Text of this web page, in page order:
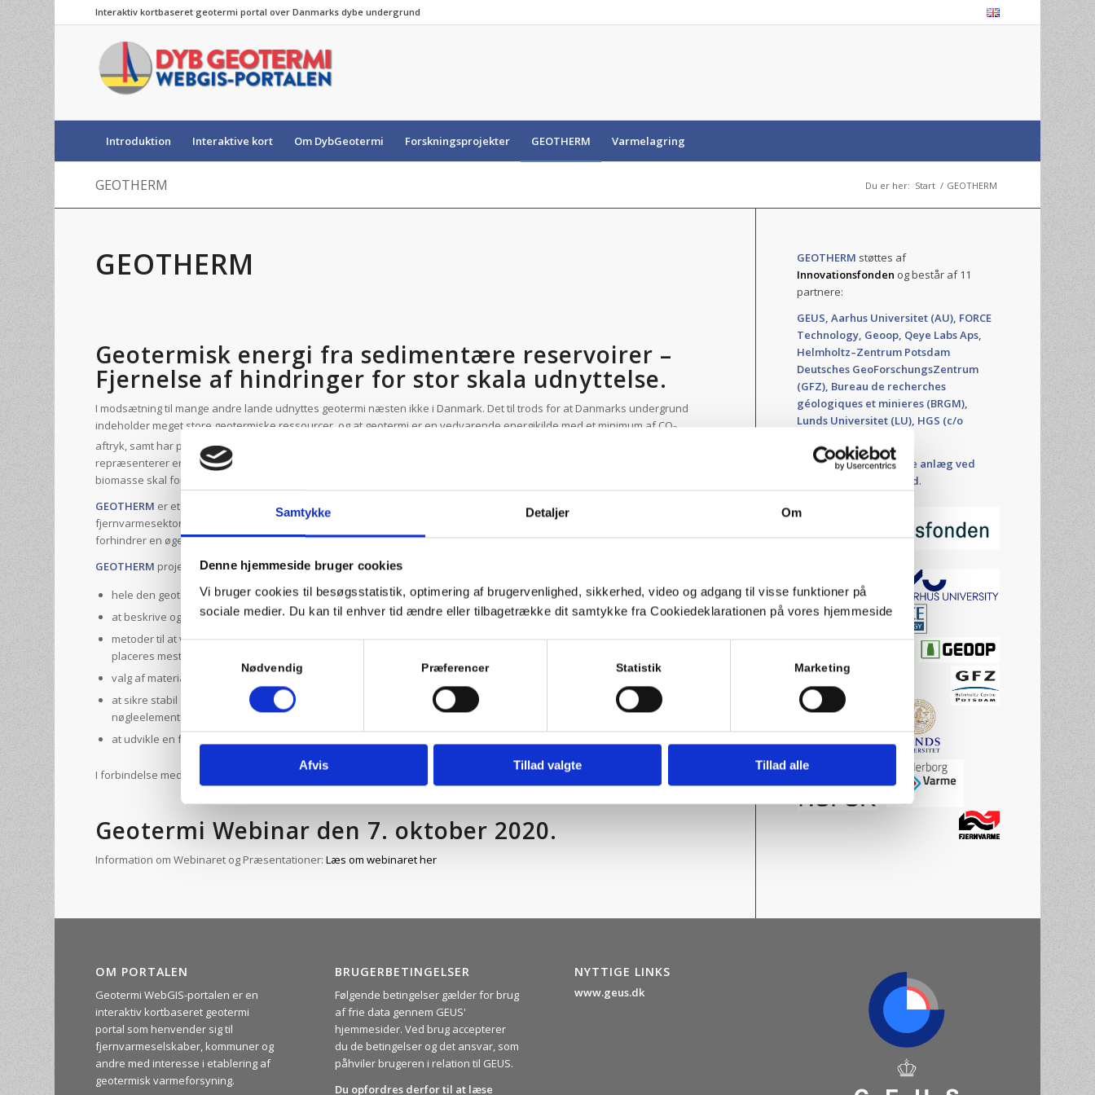
Samtykke Detaljer Om
Denne hjemmeside bruger cookies
Vi bruger cookies til besøgsstatistik, optimering af brugervenlighed, sikkerhed, video og adgang til visse funktioner på
sociale medier. Du kan til enhver tid ændre eller tilbagetrække dit samtykke fra Cookiedeklarationen på vores hjemmeside
Nødvendig Præferencer Statistik Marketing
Afvis Tillad valgte Tillad alle
Interaktiv kortbaseret geotermi portal over Danmarks dybe undergrund
Introduktion Interaktive kort Om DybGeotermi Forskningsprojekter GEOTHERM Varmelagring
GEOTHERM Du er her: Start / GEOTHERM
GEOTHERM
Geotermisk energi fra sedimentære reservoirer –
Fjernelse af hindringer for stor skala udnyttelse.
I modsætning til mange andre lande udnyttes geotermi næsten ikke i Danmark. Det til trods for at Danmarks undergrund
indeholder meget store geotermiske ressourcer, og at geotermi er en vedvarende energikilde med et minimum af CO2
aftryk, samt har potentiale til at bidrage betydeligt til den grønne omstilling. Det udbredte fjernvarmenet i Danmark
repræsenterer en stor samfundsmæssig værdi, og nettet kan bringes i anvendelse ved brug af geotermisk varme, hvis
biomasse skal fortrænges af bæredygtig varmeproduktion.
GEOTHERM er et forskningsprojekt støttet af Innovationsfonden og med partnere fra forskningsverden, industri og
fjernvarmesektoren. Projektets formål er at afhjælpe og fjerne geologiske, tekniske og kommercielle barrierer, som
forhindrer en øget brug af den geotermiske ressource i fjernvarmestrukturen.
GEOTHERM projektet fokuserer på:
hele den geotermiske livscyklus.
at beskrive og forstå det geotermiske saltvands kredsløb fra reservoir til anlægget på overfladen og tilbage til reservoiret.
metoder til at vurdere et geotermisk reservoirs sammensætning og ydeevne i nye interesseområder og hvordan boringer
placeres mest hensigtsmæssigt for at sikre en lang levetid af det geotermiske anlæg.
valg af materialer til boringer og overfladeinstallationer for at minimere korrosion, mineraludfældning mm.
at sikre stabil drift og realisering af kommercielle rentable geotermiske projekter ved at beskrive de styrende
nøgleelementer for udnyttelse af geotermisk energi og for optimal integration i fjernvarme-infrastrukturen.
at udvikle en forretningsmodel for storskala udnyttelse af den geotermiske energi.
I forbindelse med projektet er der blandt andet udarbejdet nogle ”Best practice” rapporter m. fl.Klik her for at læse mere
Geotermi Webinar den 7. oktober 2020.
Information om Webinaret og Præsentationer:Læs om webinaret her
GEOTHERM støttes af
Innovationsfonden og består af 11
partnere:
GEUS, Aarhus Universitet (AU), FORCE
Technology, Geoop, Qeye Labs Aps,
Helmholtz–Zentrum Potsdam
Deutsches GeoForschungsZentrum
(GFZ), Bureau de recherches
géologiques et minieres (BRGM),
Lunds Universitet (LU), HGS (c/o
samt de togeotermiske anlæg ved
Sønderborg og Thisted.
OM PORTALEN
Geotermi WebGIS-portalen er en
interaktiv kortbaseret geotermi
portal som henvender sig til
fjernvarmeselskaber, kommuner og
andre med interesse i etablering af
geotermisk varmeforsyning.
BRUGERBETINGELSER
Følgende betingelser gælder for brug
af frie data gennem GEUS'
hjemmesider. Ved brug accepterer
du de betingelser og det ansvar, som
påhviler brugeren i relation til GEUS.
Du opfordres derfor til at læse
NYTTIGE LINKS
www.geus.dk